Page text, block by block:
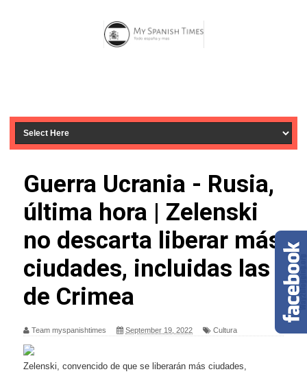
Guerra Ucrania - Rusia,
última hora | Zelenski
no descarta liberar más
ciudades, incluidas las
de Crimea
Team myspanishtimes September 19, 2022 Cultura
Zelenski, convencido de que se liberarán más ciudades,